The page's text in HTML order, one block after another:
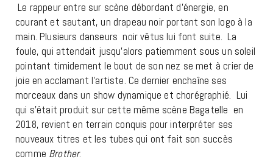
Le rappeur entre sur scène débordant d’énergie, en
courant et sautant, un drapeau noir portant son logo à la
main. Plusieurs danseurs noir vêtus lui font suite. La
foule, qui attendait jusqu’alors patiemment sous un soleil
pointant timidement le bout de son nez se met à crier de
joie en acclamant l’artiste. Ce dernier enchaîne ses
morceaux dans un show dynamique et chorégraphié. Lui
qui s’était produit sur cette même scène Bagatelle en
2018, revient en terrain conquis pour interpréter ses
nouveaux titres et les tubes qui ont fait son succès
comme Brother.